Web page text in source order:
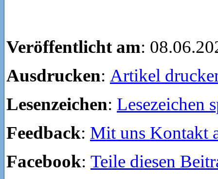
Veröffentlicht am:
Ausdrucken: Artikel
Lesenzeichen: Lesezeichen
Feedback: Mit uns Kontakt
Facebook: Teile diesen